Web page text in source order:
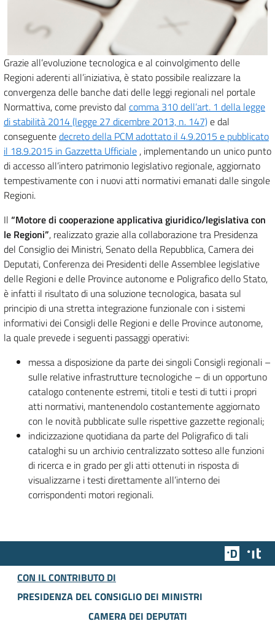
Grazie all’evoluzione tecnologica e al coinvolgimento delle
Regioni aderenti all’iniziativa, è stato possibile realizzare la
convergenza delle banche dati delle leggi regionali nel portale
Normattiva, come previsto dal comma 310 dell’art. 1 della legge
di stabilità 2014 (legge 27 dicembre 2013, n. 147)e dal
conseguentedecreto della PCM adottato il 4.9.2015 e pubblicato
il 18.9.2015 in Gazzetta Ufficiale , implementando un unico punto
di accesso all’intero patrimonio legislativo regionale, aggiornato
tempestivamente con i nuovi atti normativi emanati dalle singole
Regioni.
Il “Motore di cooperazione applicativa giuridico/legislativa con
le Regioni”, realizzato grazie alla collaborazione tra Presidenza
del Consiglio dei Ministri, Senato della Repubblica, Camera dei
Deputati, Conferenza dei Presidenti delle Assemblee legislative
delle Regioni e delle Province autonome e Poligrafico dello Stato,
è infatti il risultato di una soluzione tecnologica, basata sul
principio di una stretta integrazione funzionale con i sistemi
informativi dei Consigli delle Regioni e delle Province autonome,
la quale prevede i seguenti passaggi operativi:
messa a disposizione da parte dei singoli Consigli regionali –
sulle relative infrastrutture tecnologiche – di un opportuno
catalogo contenente estremi, titoli e testi di tutti i propri
atti normativi, mantenendolo costantemente aggiornato
con le novità pubblicate sulle rispettive gazzette regionali;
indicizzazione quotidiana da parte del Poligrafico di tali
cataloghi su un archivio centralizzato sotteso alle funzioni
di ricerca e in grado per gli atti ottenuti in risposta di
visualizzarne i testi direttamente all’interno dei
corrispondenti motori regionali.
Team
CON IL CONTRIBUTO DI
PRESIDENZA DEL CONSIGLIO DEI MINISTRI
CAMERA DEI DEPUTATI